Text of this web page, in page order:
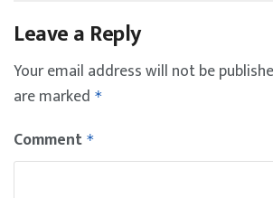
Leave a Reply
Your email address will not be
are marked *
Comment *